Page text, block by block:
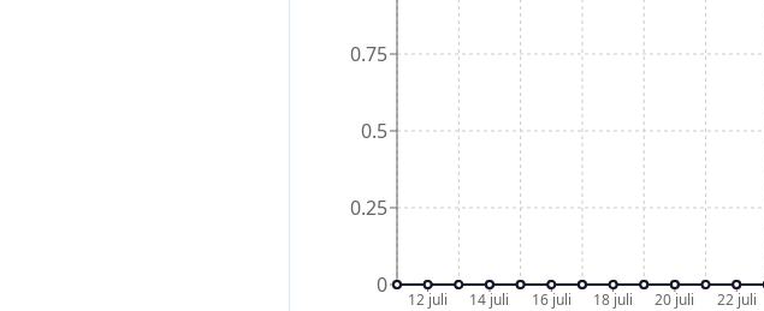
12 juli 14 juli 16 juli 18 juli 20 juli 22 juli
0
0.25
0.5
0.75